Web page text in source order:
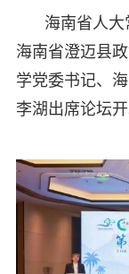
海南省人大
海南省澄迈县
学党委书记、
李湖出席论坛开